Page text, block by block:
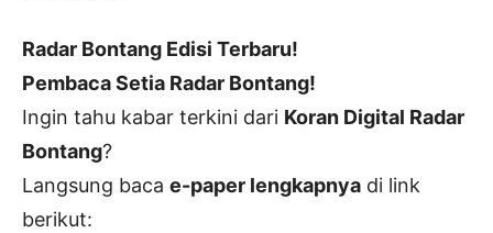
Radar Bontang Edisi Terbaru!
Pembaca Setia Radar Bontang!
Ingin tahu kabar terkini dari Koran Digital Radar
Bontang?
Langsung baca e-paper lengkapnya di link
berikut: